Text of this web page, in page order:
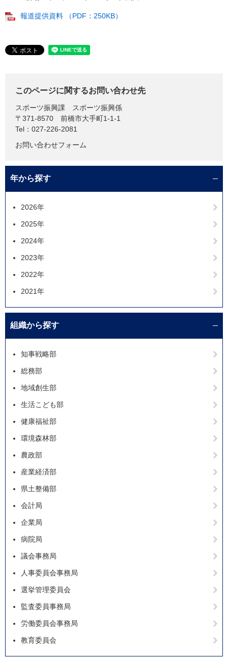
報道提供資料 （PDF：250KB）
このページに関するお問い合わせ先
スポーツ振興課
スポーツ振興係
〒371-8570
前橋市大手町1-1-1
Tel：027-226-2081
お問い合わせフォーム
年から探す
2026年
2025年
2024年
2023年
2022年
2021年
組織から探す
知事戦略部
総務部
地域創生部
生活こども部
健康福祉部
環境森林部
農政部
産業経済部
県土整備部
会計局
企業局
病院局
議会事務局
人事委員会事務局
選挙管理委員会
監査委員事務局
労働委員会事務局
教育委員会